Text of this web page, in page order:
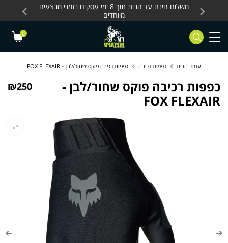
Skip to Content
Contact Us
כלים חשמליים
משלוח חינם עד הבית תוך 8 ימי עסקים בזמני מבצעים
מיוחדים
0
עמוד הבית כפפות רכיבה כפפות רכיבה פוקס שחור/לבן – FOX FLEXAIR
כפפות רכיבה פוקס שחור/לבן -
FOX FLEXAIR
₪250